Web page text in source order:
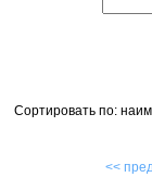
Сортировать по:
<<